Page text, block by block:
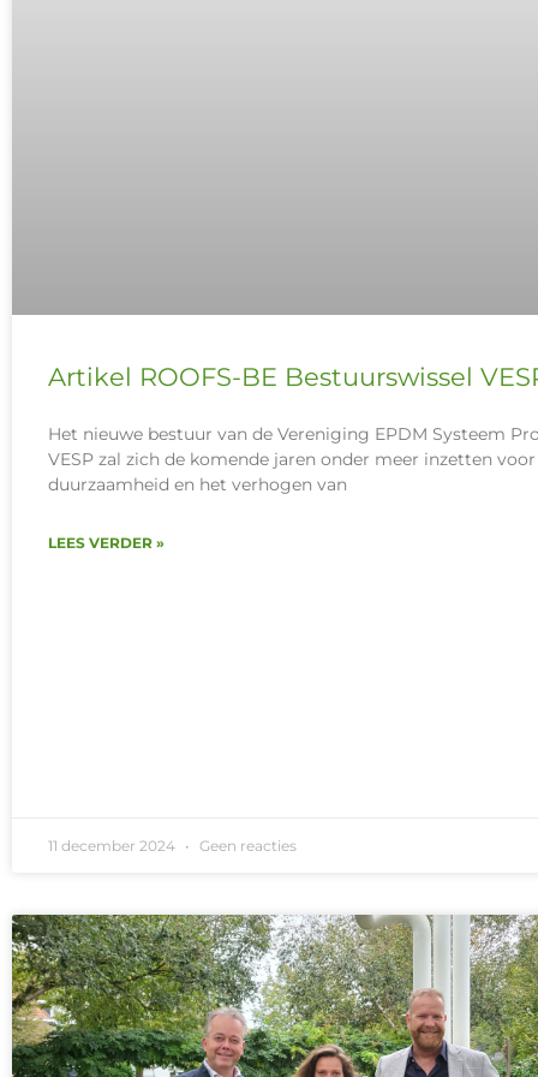
Artikel ROOFS-BE Bestuurswissel
Het nieuwe bestuur van de Vereniging EPDM Systeem
VESP zal zich de komende jaren onder meer inzetten
duurzaamheid en het verhogen van
LEES VERDER »
11 december 2024 Geen reacties